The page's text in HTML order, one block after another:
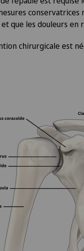
conservatrices
et que les douleurs
chirurgicale est